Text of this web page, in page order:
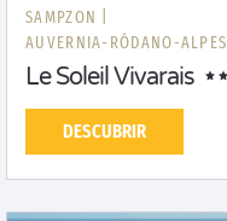
SAMPZON |
AUVERNIA-RÓDANO-ALPES
Le Soleil Vivarais
DESCUBRIR